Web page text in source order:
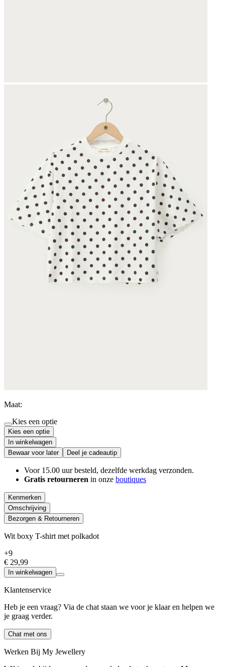
Maat:
Kies een optie
Kies een optie
In winkelwagen
Bewaar voor later
Deel je cadeautip
Voor 15.00 uur besteld, dezelfde werkdag verzonden.
Gratis retourneren in onze boutiques
Kenmerken
Omschrijving
Bezorgen & Retourneren
Wit boxy T-shirt met polkadot
+9
€ 29,99
In winkelwagen
Klantenservice
Heb je een vraag? Via de chat staan we voor je klaar en helpen we
je graag verder.
Chat met ons
Werken Bij My Jewellery